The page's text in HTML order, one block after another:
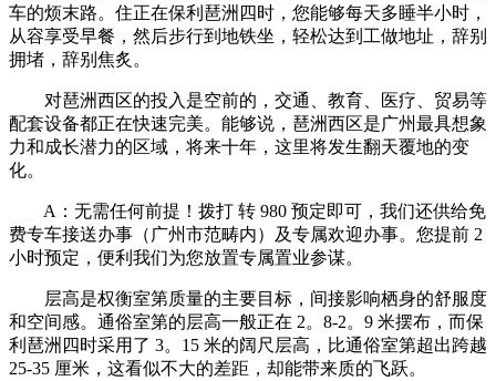
车的烦末路。住正在保利琶洲四时，您能够每天多睡半小时，
从容享受早餐，然后步行到地铁坐，轻松达到工做地址，辞别
拥堵，辞别焦炙。
对琶洲西区的投入是空前的，交通、教育、医疗、贸易等
配套设备都正在快速完美。能够说，琶洲西区是广州最具想象
力和成长潜力的区域，将来十年，这里将发生翻天覆地的变
化。
A：无需任何前提！拨打 转 980 预定即可，我们还供给免
费专车接送办事（广州市范畴内）及专属欢迎办事。您提前 2
小时预定，便利我们为您放置专属置业参谋。
层高是权衡室第质量的主要目标，间接影响栖身的舒服度
和空间感。通俗室第的层高一般正在 2。8-2。9 米摆布，而保
利琶洲四时采用了 3。15 米的阔尺层高，比通俗室第超出跨越
25-35 厘米，这看似不大的差距，却能带来质的飞跃。